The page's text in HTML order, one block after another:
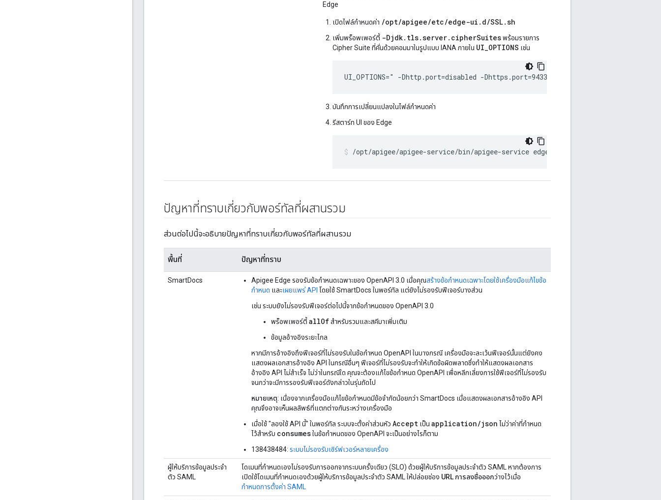
Edge
เปิดไฟล์กำหนดค่า /opt/apigee/etc/edge-ui.d/SSL.sh
เพิ่มพร็อพเพอร์ตี้ -Djdk.tls.server.cipherSuitesพร้อมรายการ
Cipher Suite ที่คั่นด้วยคอมมาในรูปแบบ IANA ภายใน UI_OPTIONS เช่น
UI_OPTIONS=" -Dhttp.port=disabled -Dhttps.port=9433 -Dhttps.keyStoreType=JKS -
บันทึกการเปลี่ยนแปลงในไฟล์กำหนดค่า
รีสตาร์ท UI ของ Edge
/opt/apigee/apigee-service/bin/apigee-service edge-ui restart
ปัญหาที่ทราบเกี่ยวกับพอร์ทัลที่ผสานรวม
ส่วนต่อไปนี้จะอธิบายปัญหาที่ทราบเกี่ยวกับพอร์ทัลที่ผสานรวม
พื้นที่ ปัญหาที่ทราบ
SmartDocs Apigee Edge รองรับข้อกำหนดเฉพาะของ OpenAPI 3.0 เมื่อคุณสร้างข้อกำหนดเฉพาะโดยใช้เครื่องมือแก้ไขข้อ
กำหนด และเผยแพร่ API โดยใช้ SmartDocs ในพอร์ทัล แต่ยังไม่รองรับฟีเจอร์บางส่วน
เช่น ระบบยังไม่รองรับฟีเจอร์ต่อไปนี้จากข้อกําหนดของ OpenAPI 3.0
พร็อพเพอร์ตี้ allOfสำหรับรวมและสคีมาเพิ่มเติม
ข้อมูลอ้างอิงระยะไกล
หากมีการอ้างอิงถึงฟีเจอร์ที่ไม่รองรับในข้อกำหนด OpenAPI ในบางกรณี เครื่องมือจะละเว้นฟีเจอร์นั้นแต่ยังคง
แสดงผลเอกสารอ้างอิง API ในกรณีอื่นๆ ฟีเจอร์ที่ไม่รองรับจะทำให้เกิดข้อผิดพลาดซึ่งทำให้แสดงผลเอกสาร
อ้างอิง API ไม่สำเร็จ ไม่ว่าในกรณีใด คุณจะต้องแก้ไขข้อกำหนด OpenAPI เพื่อหลีกเลี่ยงการใช้ฟีเจอร์ที่ไม่รองรับ
จนกว่าจะมีการรองรับฟีเจอร์ดังกล่าวในรุ่นถัดไป
หมายเหตุ: เนื่องจากเครื่องมือแก้ไขข้อกำหนดมีข้อจำกัดน้อยกว่า SmartDocs เมื่อแสดงผลเอกสารอ้างอิง API
คุณจึงอาจเห็นผลลัพธ์ที่แตกต่างกันระหว่างเครื่องมือ
เมื่อใช้ "ลองใช้ API นี้" ในพอร์ทัล ระบบจะตั้งค่าส่วนหัว Accept เป็น application/json ไม่ว่าค่าที่กําหนด
ไว้สําหรับ consumesในข้อกําหนดของ OpenAPI จะเป็นอย่างไรก็ตาม
138438484: ระบบไม่รองรับเซิร์ฟเวอร์หลายเครื่อง
ผู้ให้บริการข้อมูลประจำ
ตัว SAML
โดเมนที่กำหนดเองไม่รองรับการออกจากระบบครั้งเดียว (SLO) ด้วยผู้ให้บริการข้อมูลประจำตัว SAML หากต้องการ
เปิดใช้โดเมนที่กำหนดเองด้วยผู้ให้บริการข้อมูลประจำตัว SAML ให้ปล่อยช่อง URL การลงชื่อออกว่างไว้เมื่อ
กำหนดการตั้งค่า SAML